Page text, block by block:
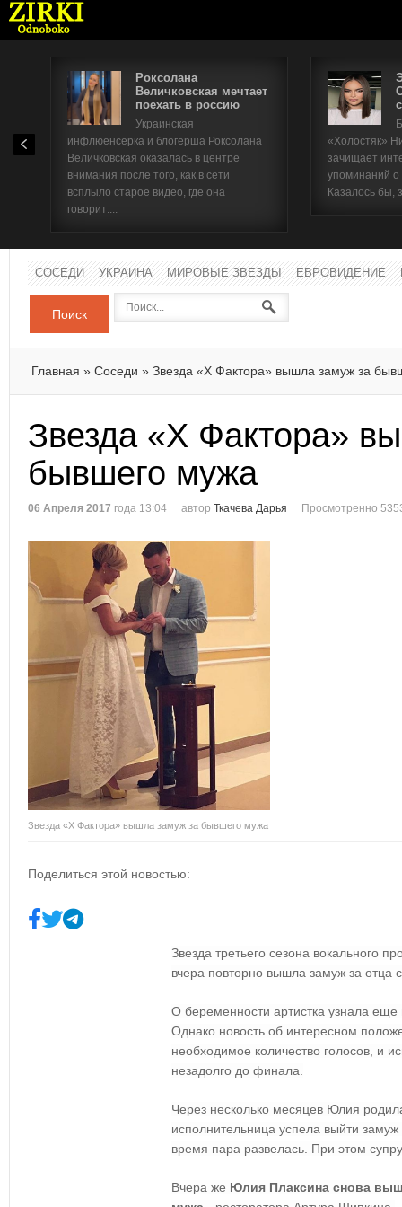
Роксолана
Величковская мечтает
поехать в россию
Украинская
инфлюенсерка и блогерша Роксолана
Величковская оказалась в центре
внимания после того, как в сети
всплыло старое видео, где она
говорит:...
«Холостяк»
зачищает
упоминаний
Казалось бы,
СОСЕДИ УКРАИНА МИРОВЫЕ ЗВЕЗДЫ ЕВРОВИДЕНИЕ
Поиск
Главная » Соседи » Звезда «Х Фактора» вышла замуж за
Звезда «Х Фактора»
бывшего мужа
06 Апреля 2017 года 13:04 автор Ткачева Дарья Просмотренно
Звезда «Х Фактора» вышла замуж за бывшего мужа
Поделиться этой новостью:
Звезда третьего сезона вокального
вчера повторно вышла замуж за отца
О беременности артистка узнала
Однако новость об интересном
необходимое количество голосов, и
незадолго до финала.
Через несколько месяцев Юлия
исполнительница успела выйти
время пара развелась. При этом
Вчера же Юлия Плаксина снова
Имя